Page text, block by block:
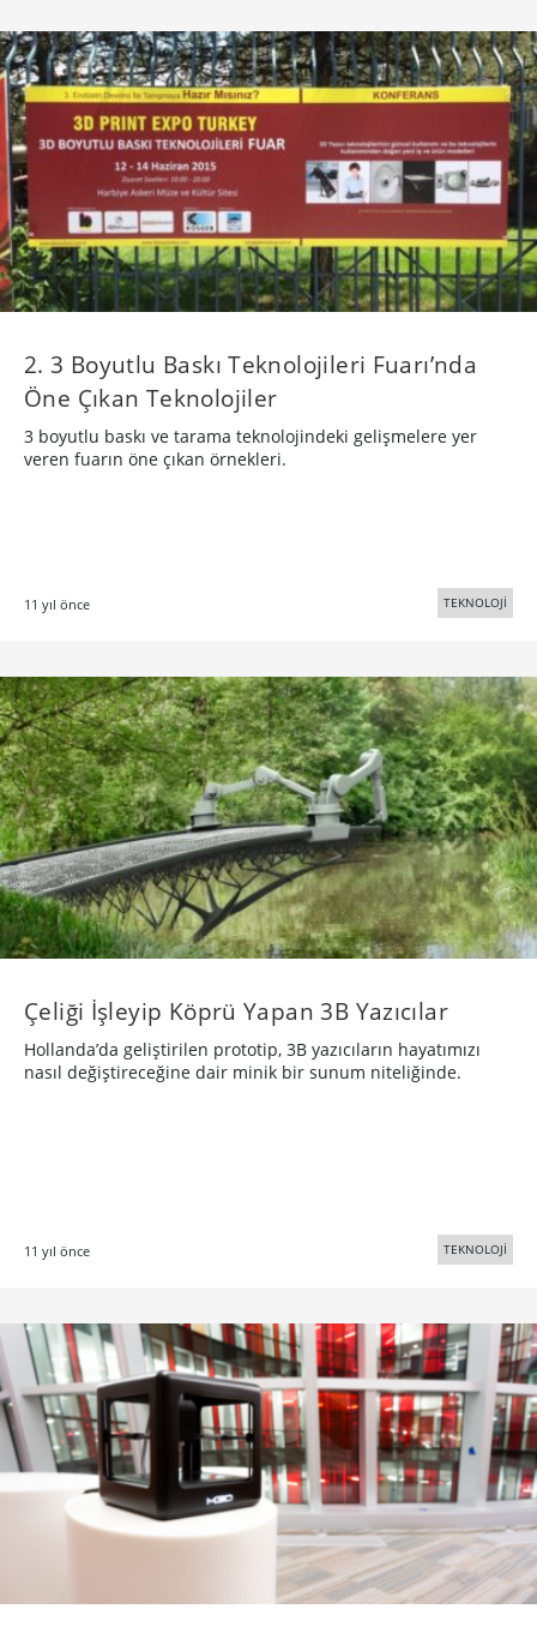
2. 3 Boyutlu Baskı Teknolojileri Fuarı’nda
Öne Çıkan Teknolojiler
3 boyutlu baskı ve tarama teknolojindeki gelişmelere yer
veren fuarın öne çıkan örnekleri.
11 yıl önce TEKNOLOJİ
Çeliği İşleyip Köprü Yapan 3B Yazıcılar
Hollanda’da geliştirilen prototip, 3B yazıcıların hayatımızı
nasıl değiştireceğine dair minik bir sunum niteliğinde.
11 yıl önce TEKNOLOJİ